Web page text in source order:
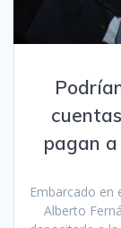
pagan
Embarcado en
Alberto